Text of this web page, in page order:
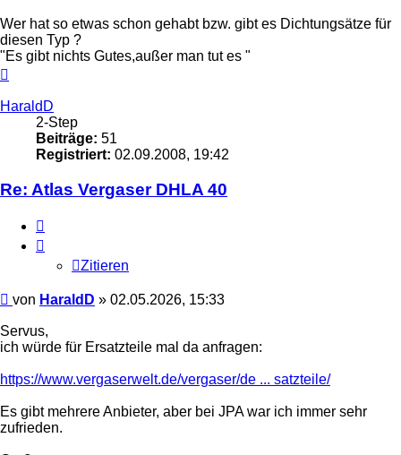
Wer hat so etwas schon gehabt bzw. gibt es Dichtungsätze für
diesen Typ ?
"Es gibt nichts Gutes,außer man tut es "
HaraldD
2-Step
Beiträge: 51
Registriert: 02.09.2008, 19:42
Re: Atlas Vergaser DHLA 40
Zitieren
Beitrag
von HaraldD » 02.05.2026, 15:33
Servus,
ich würde für Ersatzteile mal da anfragen:
https://www.vergaserwelt.de/vergaser/de ... satzteile/
Es gibt mehrere Anbieter, aber bei JPA war ich immer sehr
zufrieden.